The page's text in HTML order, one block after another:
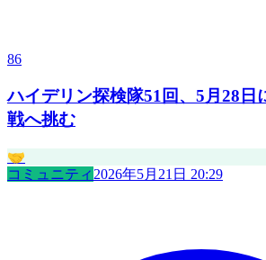
86
ハイデリン探検隊51回、5月28日
戦へ挑む
🤝
コミュニティ 2026年5月21日 20:29